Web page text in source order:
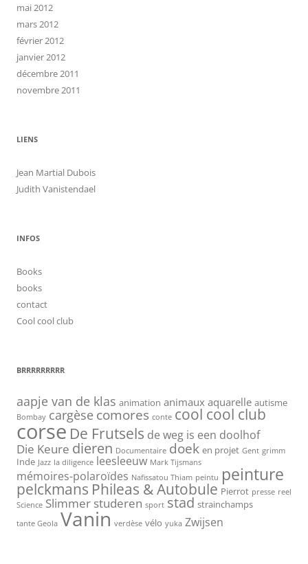
mai 2012
mars 2012
février 2012
janvier 2012
décembre 2011
novembre 2011
LIENS
Jean Martial Dubois
Judith Vanistendael
INFOS
Books
books
contact
Cool cool club
BRRRRRRRRR
aapje van de klas animation animaux aquarelle autisme
Bombay cargèse comores conte cool cool club
corse De Frutsels de weg is een doolhof
Die Keure dieren Documentaire doek en projet Gent grimm
Inde Jazz la diligence leesleeuw Mark Tijsmans
mémoires-polaroïdes Nafissatou Thiam peintu peinture
pelckmans Phileas & Autobule Pierrot presse reel
Science Slimmer studeren sport stad strainchamps
tante Geola Vanin verdèse vélo yuka Zwijsen